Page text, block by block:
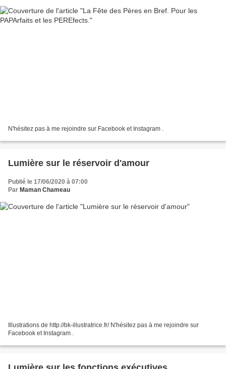
N'hésitez pas à me rejoindre sur Facebook et Instagram .
Lumière sur le réservoir d'amour
Publié le 17/06/2020 à 07:00
Par Maman Chameau
Illustrations de http://bk-illustratrice.fr/ N'hésitez pas à me rejoindre sur
Facebook et Instagram .